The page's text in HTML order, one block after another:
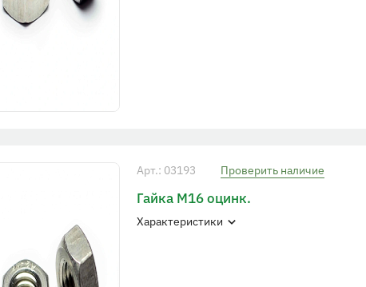
Арт.: 03193 Проверить наличие
Гайка М16 оцинк.
Характеристики